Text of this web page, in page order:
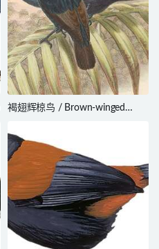
褐翅辉椋鸟 / Brown-winged